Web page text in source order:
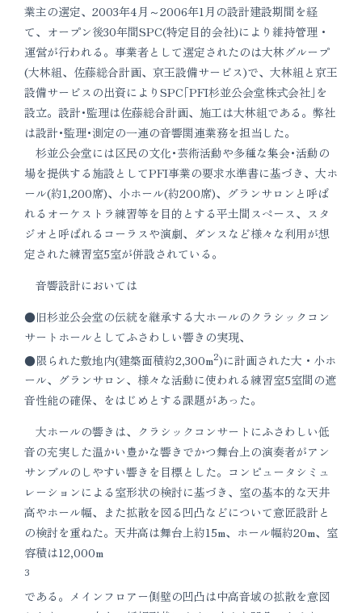
業主の選定、2003年4月～2006年1月の設計建設期間を経
て、オープン後30年間SPC(特定目的会社)により維持管理・
運営が行われる。事業者として選定されたのは大林グループ
(大林組、佐藤総合計画、京王設備サービス)で、大林組と京王
設備サービスの出資によりSPC｢PFI杉並公会堂株式会社｣を
設立。設計･監理は佐藤総合計画、施工は大林組である。弊社
は設計･監理･測定の一連の音響関連業務を担当した。
杉並公会堂には区民の文化･芸術活動や多種な集会･活動の
場を提供する施設としてPFI事業の要求水準書に基づき、大ホ
ール(約1,200席)、小ホール(約200席)、グランサロンと呼ば
れるオーケストラ練習等を目的とする平土間スペース、スタ
ジオと呼ばれるコーラスや演劇、ダンスなど様々な利用が想
定された練習室5室が併設されている。
音響設計においては
●旧杉並公会堂の伝統を継承する大ホールのクラシックコン
サートホールとしてふさわしい響きの実現、
●限られた敷地内(建築面積約2,300m2)に計画された大・小ホ
ール、グランサロン、様々な活動に使われる練習室5室間の遮
音性能の確保、をはじめとする課題があった。
大ホールの響きは、クラシックコンサートにふさわしい低
音の充実した温かい豊かな響きでかつ舞台上の演奏者がアン
サンブルのしやすい響きを目標とした。コンピュータシミュ
レーションによる室形状の検討に基づき、室の基本的な天井
高やホール幅、また拡散を図る凹凸などについて意匠設計と
の検討を重ねた。天井高は舞台上約15m、ホール幅約20m、室
容積は12,000m
3
である。メインフロアー側壁の凹凸は中高音域の拡散を意図